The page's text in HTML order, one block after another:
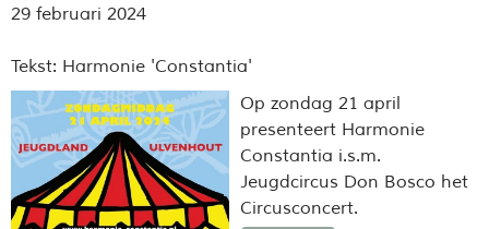
29 februari 2024
Tekst: Harmonie 'Constantia'
Op zondag 21 april
presenteert Harmonie
Constantia i.s.m.
Jeugdcircus Don Bosco het
Circusconcert.